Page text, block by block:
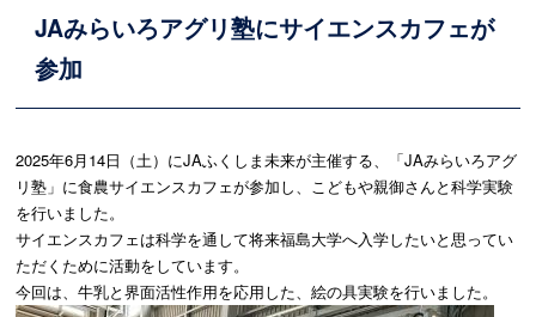
JAみらいろアグリ塾にサイエンスカフェが
参加
2025年6月14日（土）にJAふくしま未来が主催する、「JAみらいろアグ
リ塾」に食農サイエンスカフェが参加し、こどもや親御さんと科学実験
を行いました。
サイエンスカフェは科学を通して将来福島大学へ入学したいと思ってい
ただくために活動をしています。
今回は、牛乳と界面活性作用を応用した、 絵の具実験を行いました。